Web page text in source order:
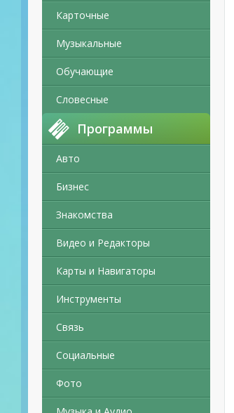
Карточные
Музыкальные
Обучающие
Словесные
Программы
Авто
Бизнес
Знакомства
Видео и Редакторы
Карты и Навигаторы
Инструменты
Связь
Социальные
Фото